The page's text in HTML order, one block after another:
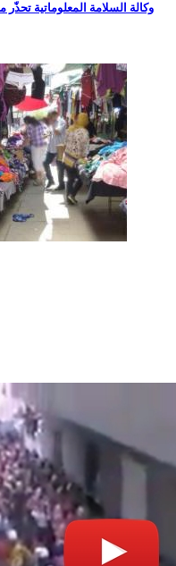
وكالة السلامة المعلوماتية